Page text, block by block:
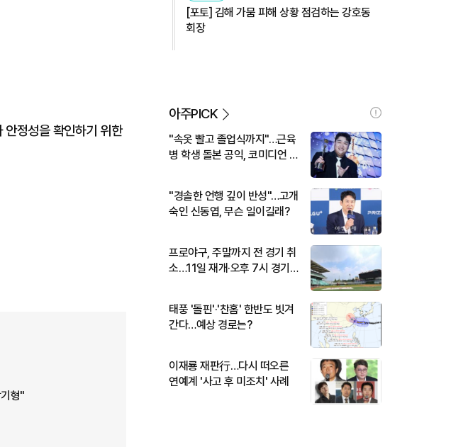
안정성을 확인하기 위한
형"
[포토] 김해 가뭄 피해 상황 점검하는 강호동
회장
아주PICK
"속옷 빨고 졸업식까지"…근육
병 학생 돌본 공익, 코미디언 김
"경솔한 언행 깊이 반성"…고개
숙인 신동엽, 무슨 일이길래?
프로야구, 주말까지 전 경기 취
소…11일 재개·오후 7시 경기
태풍 '돌핀'·'찬홈' 한반도 빗겨
간다…예상 경로는?
이재룡 재판行…다시 떠오른
연예계 '사고 후 미조치' 사례